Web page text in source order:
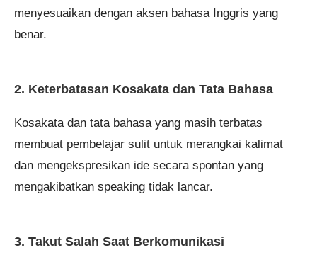
menyesuaikan dengan aksen bahasa Inggris yang
benar.
2. Keterbatasan Kosakata dan Tata Bahasa
Kosakata dan tata bahasa yang masih terbatas
membuat pembelajar sulit untuk merangkai kalimat
dan mengekspresikan ide secara spontan yang
mengakibatkan speaking tidak lancar.
3. Takut Salah Saat Berkomunikasi